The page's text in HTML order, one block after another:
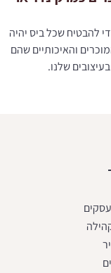
להבטיח שכל ביס יהיה
והאיכותיים שהם
שלנו.